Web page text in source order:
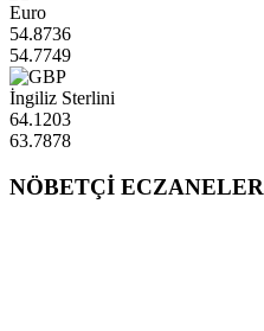
Euro
54.8736
54.7749
İngiliz Sterlini
64.1203
63.7878
NÖBETÇİ ECZANELER